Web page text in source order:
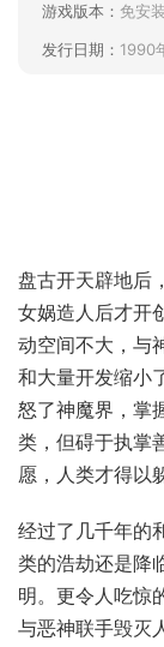
游戏版本： 免安
发行日期： 1990
盘古开天辟地后
女娲造人后才开
动空间不大，与
和大量开发缩小
怒了神魔界，掌
类，但碍于执掌
愿，人类才得以
经过了几千年的
类的浩劫还是降
明。更令人吃惊
与恶神联手毁灭